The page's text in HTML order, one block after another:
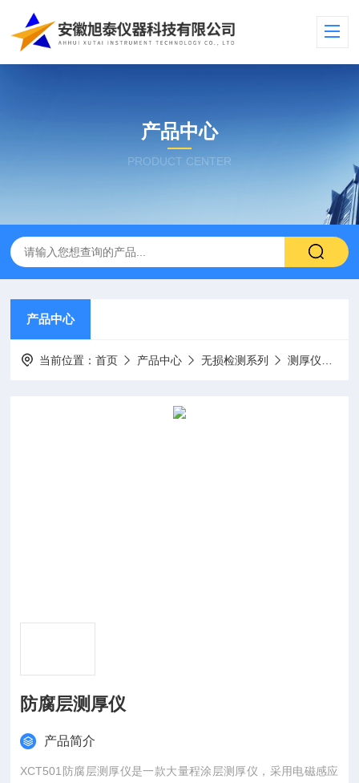
产品中心
PRODUCT CENTER
产品中心
当前位置：首页 产品中心 无损检测系列 测厚仪
防腐层测厚仪
产品简介
XCT501防腐层测厚仪是一款大量程涂层测厚仪，采用电磁感应